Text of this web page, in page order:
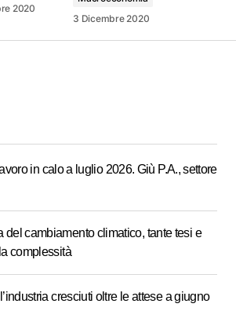
2020
3 Dicembre 2020
in calo a luglio 2026. Giù P.A., settore
del cambiamento climatico, tante tesi e
complessità
cresciuti oltre le attese a giugno